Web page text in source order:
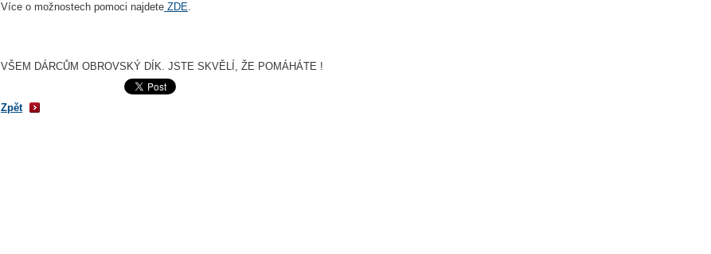
Více o možnostech pomoci najdete ZDE.
VŠEM DÁRCŮM OBROVSKÝ DÍK. JSTE SKVĚLÍ, ŽE POMÁHÁTE !
Zpět